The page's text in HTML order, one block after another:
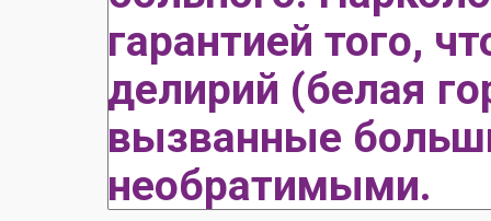
гарантией того,
делирий (белая
вызванные
необратимыми.